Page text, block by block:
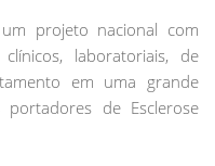
projeto nacional com
laboratoriais, de
em uma grande
de Esclerose